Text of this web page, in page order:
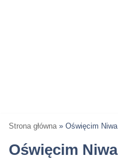
Strona główna » Oświęcim Niwa
Oświęcim Niwa